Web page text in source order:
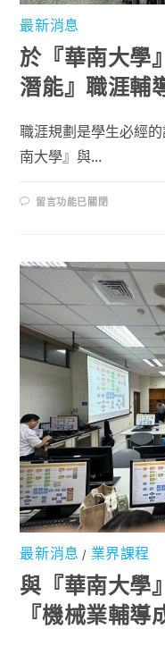
最新消息
於『華南大學
潛能』職涯輔
職涯規劃是學生必經
南大學』與...
留言功能已關閉
最新消息 / 業界課程
與『華南大學
『機械業輔導